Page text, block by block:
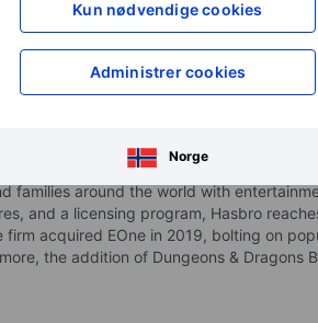
Kun nødvendige cookies
Administrer cookies
Norge
XXXXXXX
XXXXXXX
XXXXXXX
Åpne konto
families around the world with
and a licensing program, Hasbro
acquired EOne in 2019, bolting on
the addition of Dungeons & Dragons